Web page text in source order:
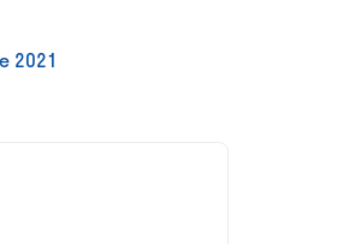
2021